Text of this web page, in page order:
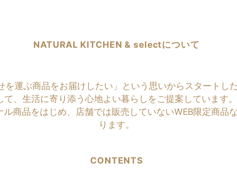
NATURAL KITCHEN & selectについて
を運ぶ商品をお届けしたい」という思いからスタートし
、生活に寄り添う心地よい暮らしをご提案しています
商品をはじめ、店舗では販売していないWEB限定商品
ります。
CONTENTS